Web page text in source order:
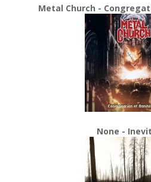
Metal Church -
None -